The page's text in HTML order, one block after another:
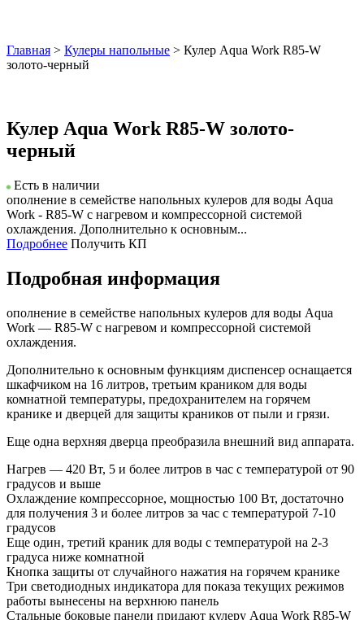
Главная > Кулеры напольные > Кулер Aqua Work R85-W
золото-черный
Кулер Aqua Work R85-W золото-
черный
Есть в наличии
ополнение в семействе напольных кулеров для воды Aqua
Work - R85-W с нагревом и компрессорной системой
охлаждения. Дополнительно к основным...
Подробнее Получить КП
Подробная информация
ополнение в семействе напольных кулеров для воды Aqua
Work — R85-W с нагревом и компрессорной системой
охлаждения.
Дополнительно к основным функциям диспенсер оснащается
шкафчиком на 16 литров, третьим краником для воды
комнатной температуры, предохранителем на горячем
кранике и дверцей для защиты краников от пыли и грязи.
Еще одна верхняя дверца преобразила внешний вид аппарата.
Нагрев — 420 Вт, 5 и более литров в час с температурой от 90
градусов и выше
Охлаждение компрессорное, мощностью 100 Вт, достаточно
для получения 3 и более литров за час с температурой 7-10
градусов
Еще один, третий краник для воды с температурой на 2-3
градуса ниже комнатной
Кнопка защиты от случайного нажатия на горячем кранике
Три светодиодных индикатора для показа текущих режимов
работы вынесены на верхнюю панель
Стальные боковые панели придают кулеру Aqua Work R85-W